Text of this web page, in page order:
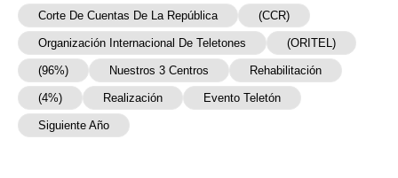
Corte De Cuentas De La República (CCR)
Organización Internacional De Teletones (ORITEL)
(96%) Nuestros 3 Centros Rehabilitación
(4%) Realización Evento Teletón
Siguiente Año